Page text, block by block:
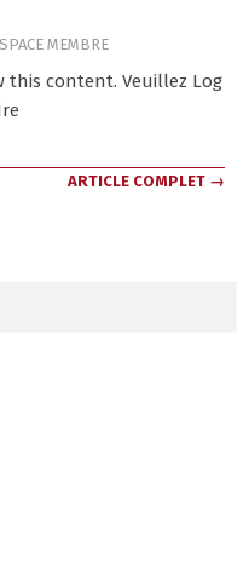
MEMBRE
this content. Veuillez Log
ARTICLE COMPLET →